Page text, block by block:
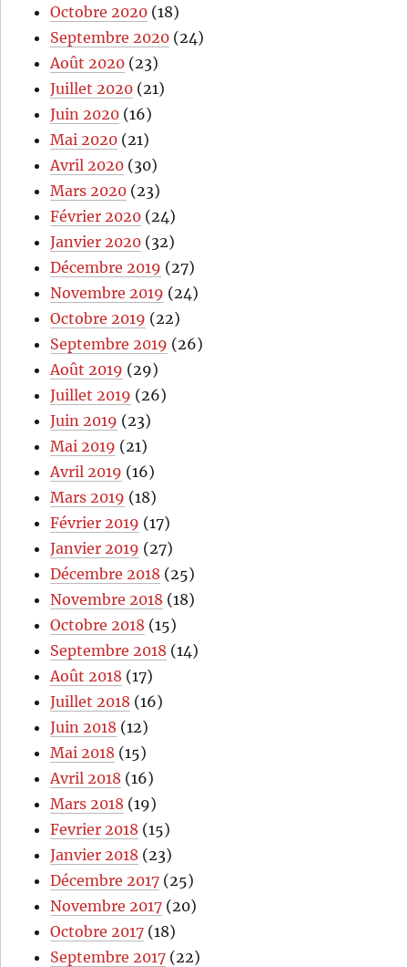
Octobre 2020 (18)
Septembre 2020 (24)
Août 2020 (23)
Juillet 2020 (21)
Juin 2020 (16)
Mai 2020 (21)
Avril 2020 (30)
Mars 2020 (23)
Février 2020 (24)
Janvier 2020 (32)
Décembre 2019 (27)
Novembre 2019 (24)
Octobre 2019 (22)
Septembre 2019 (26)
Août 2019 (29)
Juillet 2019 (26)
Juin 2019 (23)
Mai 2019 (21)
Avril 2019 (16)
Mars 2019 (18)
Février 2019 (17)
Janvier 2019 (27)
Décembre 2018 (25)
Novembre 2018 (18)
Octobre 2018 (15)
Septembre 2018 (14)
Août 2018 (17)
Juillet 2018 (16)
Juin 2018 (12)
Mai 2018 (15)
Avril 2018 (16)
Mars 2018 (19)
Fevrier 2018 (15)
Janvier 2018 (23)
Décembre 2017 (25)
Novembre 2017 (20)
Octobre 2017 (18)
Septembre 2017 (22)